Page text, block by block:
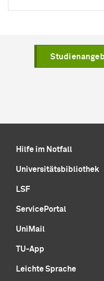
Hilfe im Notfall
Universitätsbibliothek
LSF
ServicePortal
UniMail
TU-App
Leichte Sprache